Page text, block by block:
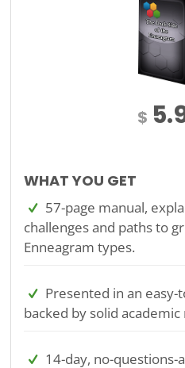
$
WHAT YOU GET
57-page manual,
challenges and paths to
Enneagram types.
Presented in an easy-
backed by solid
14-day, no-questions-